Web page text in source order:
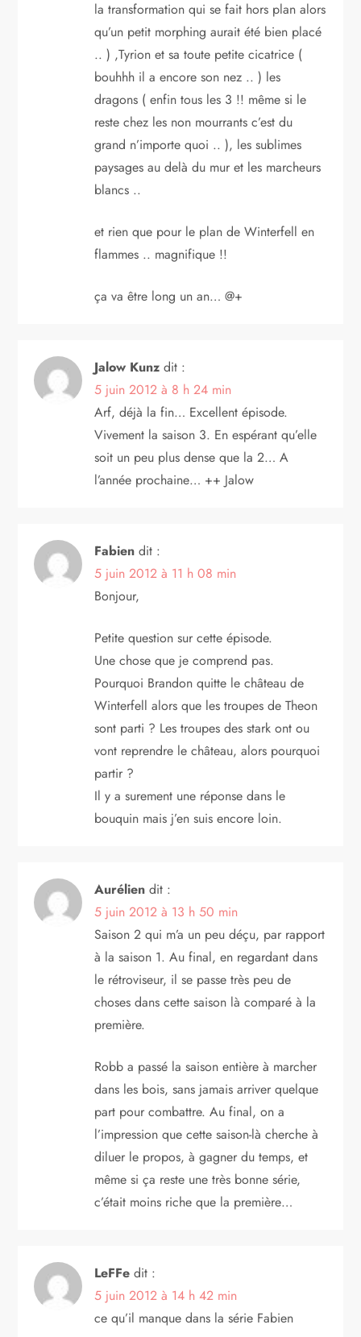
la transformation qui se fait hors plan alors
qu’un petit morphing aurait été bien placé
.. ) ,Tyrion et sa toute petite cicatrice (
bouhhh il a encore son nez .. ) les
dragons ( enfin tous les 3 !! même si le
reste chez les non mourrants c’est du
grand n’importe quoi .. ), les sublimes
paysages au delà du mur et les marcheurs
blancs ..
et rien que pour le plan de Winterfell en
flammes .. magnifique !!
ça va être long un an… @+
Jalow Kunz dit :
5 juin 2012 à 8 h 24 min
Arf, déjà la fin… Excellent épisode.
Vivement la saison 3. En espérant qu’elle
soit un peu plus dense que la 2… A
l’année prochaine… ++ Jalow
Fabien dit :
5 juin 2012 à 11 h 08 min
Bonjour,
Petite question sur cette épisode.
Une chose que je comprend pas.
Pourquoi Brandon quitte le château de
Winterfell alors que les troupes de Theon
sont parti ? Les troupes des stark ont ou
vont reprendre le château, alors pourquoi
partir ?
Il y a surement une réponse dans le
bouquin mais j’en suis encore loin.
Aurélien dit :
5 juin 2012 à 13 h 50 min
Saison 2 qui m’a un peu déçu, par rapport
à la saison 1. Au final, en regardant dans
le rétroviseur, il se passe très peu de
choses dans cette saison là comparé à la
première.
Robb a passé la saison entière à marcher
dans les bois, sans jamais arriver quelque
part pour combattre. Au final, on a
l’impression que cette saison-là cherche à
diluer le propos, à gagner du temps, et
même si ça reste une très bonne série,
c’était moins riche que la première…
LeFFe dit :
5 juin 2012 à 14 h 42 min
ce qu’il manque dans la série Fabien